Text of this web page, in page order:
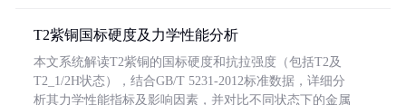
T2紫铜国标硬度及力学性能分析
本文系统解读T2紫铜的国标硬度和抗拉强度（包括T2及
T2_1/2H状态），结合GB/T 5231-2012标准数据，详细分
析其力学性能指标及影响因素，并对比不同状态下的金属